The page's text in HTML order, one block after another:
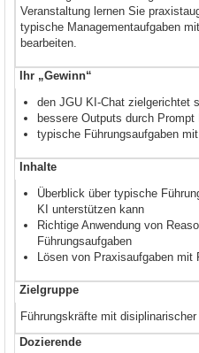
Veranstaltung lernen Sie
typische Managementaufgaben
bearbeiten.
Ihr „Gewinn“
den JGU KI-Chat zielgerichtet
bessere Outputs durch Prompt
typische Führungsaufgaben
Inhalte
Überblick über typische
KI unterstützen kann
Richtige Anwendung von
Führungsaufgaben
Lösen von Praxisaufgaben mit
Zielgruppe
Führungskräfte mit
Dozierende